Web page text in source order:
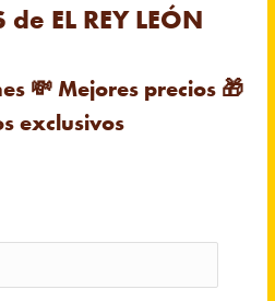
de EL REY LEÓN
💸Mejores precios 🎁
exclusivos